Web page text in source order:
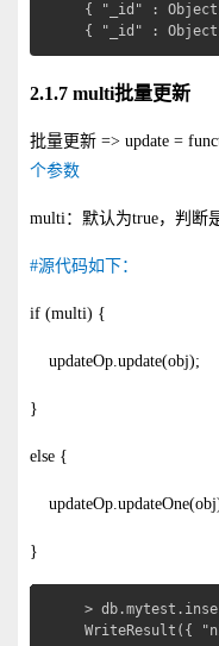
{ "_id" :
{ "_id" :
2.1.7 multi批量更新
批量更新 => update =
个参数
multi：默认为true，判断
#源代码如下：
if (multi) {
updateOp.update(obj);
}
else {
}
>
WriteResult({